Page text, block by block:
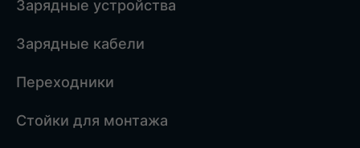
Зарядные устройства
Зарядные кабели
Переходники
Стойки для монтажа